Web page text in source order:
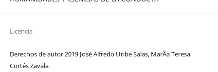
Licencia
Derechos de autor 2019 José Alfredo Uribe Salas, MarÃ­a Teresa
Cortés Zavala